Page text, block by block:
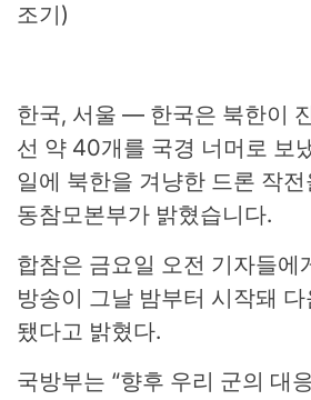
조기)
한국, 서울 — 한국은 북한이
선 약 40개를 국경 너머로 보
일에 북한을 겨냥한 드론 작
동참모본부가 밝혔습니다.
합참은 금요일 오전 기자들에
방송이 그날 밤부터 시작돼
됐다고 밝혔다.
국방부는 “향후 우리 군의 대